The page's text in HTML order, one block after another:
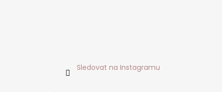
Sledovat na Instagramu